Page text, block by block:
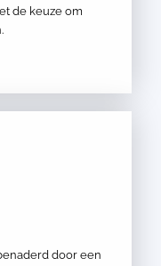
de keuze om
door een